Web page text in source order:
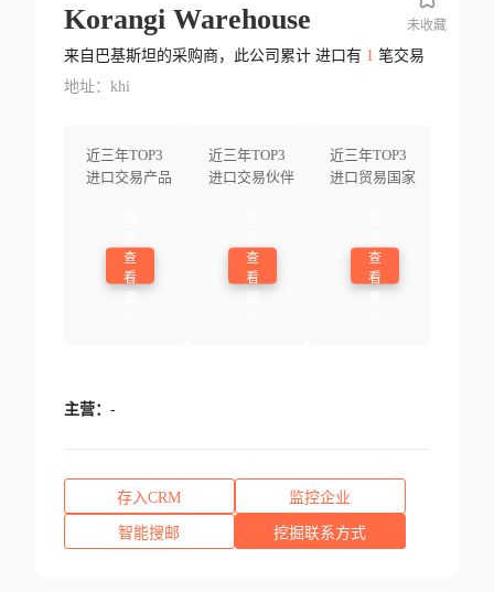
Korangi Warehouse
来自巴基斯坦的采购商，此公司累计 进口有 1 笔交易
地址：khi
近三年TOP3
进口交易产品
查
看
近三年TOP3
进口交易伙伴
查
看
近三年TOP3
进口贸易国家
查
看
未收藏
主营： -
存入CRM 监控企业
智能搜邮 挖掘联系方式